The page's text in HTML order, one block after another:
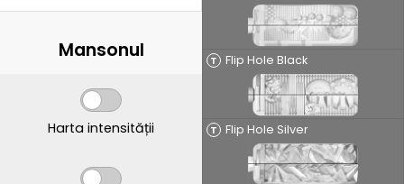
T Flip Hole Black
T Flip Hole Silver
Mansonul
Harta intensității